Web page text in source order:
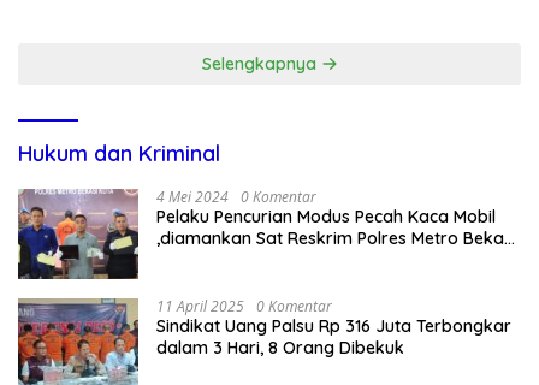
Selengkapnya
Hukum dan Kriminal
4 Mei 2024 0 Komentar
Pelaku Pencurian Modus Pecah Kaca Mobil
,diamankan Sat Reskrim Polres Metro Bekasi
11 April 2025 0 Komentar
Sindikat Uang Palsu Rp 316 Juta Terbongkar
dalam 3 Hari, 8 Orang Dibekuk